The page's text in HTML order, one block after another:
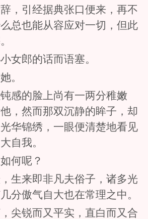
，引经据典张口便来，再不
总也能从容应对一切，但此
女郎的话而语塞。
。
感的脸上尚有一两分稚嫩
，然而那双沉静的眸子，却
华锦绣，一眼便清楚地看见
自我。
何呢？
生来即非凡夫俗子，诸多光
分傲气自大也在常理之中。
尖锐而又平实，直白而又合